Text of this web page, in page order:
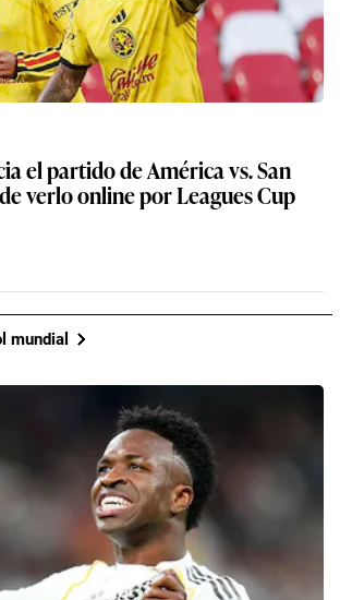
el partido de América vs. San
verlo online por Leagues Cup
mundial